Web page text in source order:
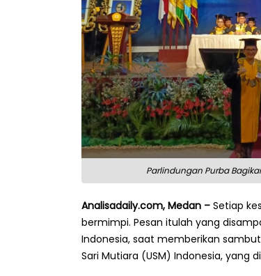
Parlindungan Purba
Analisadaily.com, Medan – Setiap
bermimpi. Pesan itulah yang
Indonesia, saat memberikan
Sari Mutiara (USM) Indonesia, yang